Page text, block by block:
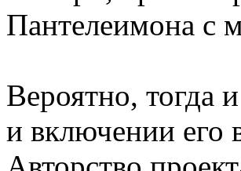
Пантелеимона с
Вероятно, тогда
и включении его